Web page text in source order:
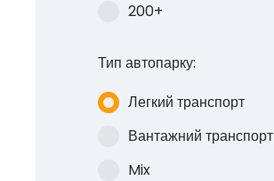
200+
Тип автопарку:
Легкий транспорт
Вантажний транспорт
Mix